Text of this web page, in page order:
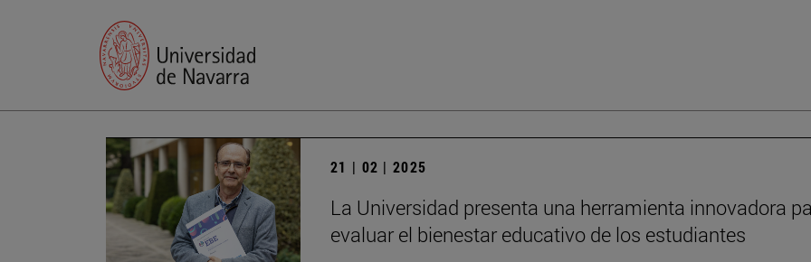
21 | 02 | 2025
La Universidad presenta una herramienta innovadora
evaluar el bienestar educativo de los estudiantes